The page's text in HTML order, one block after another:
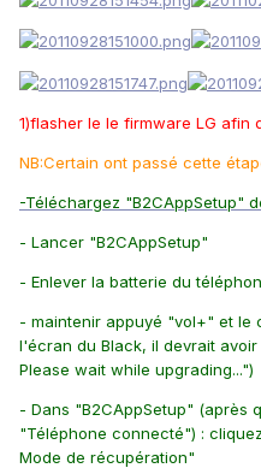
1)flasher le le firmware LG afin
NB:Certain ont passé cette
-Téléchargez "B2CAppSetup"
- Lancer "B2CAppSetup"
- Enlever la batterie du
- maintenir appuyé "vol+" et le
l'écran du Black, il devrait
Please wait while upgrading...")
- Dans "B2CAppSetup" (après
"Téléphone connecté") :
Mode de récupération"